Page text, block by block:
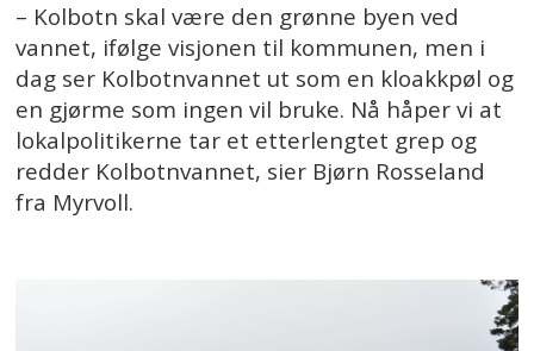
– Kolbotn skal være den grønne byen ved
vannet, ifølge visjonen til kommunen, men i
dag ser Kolbotnvannet ut som en kloakkpøl og
en gjørme som ingen vil bruke. Nå håper vi at
lokalpolitikerne tar et etterlengtet grep og
redder Kolbotnvannet, sier Bjørn Rosseland
fra Myrvoll.